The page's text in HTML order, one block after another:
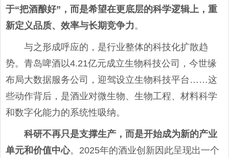
于“把酒酿好”，而是希望在更底层的科学逻辑上，重
新定义品质、效率与长期竞争力。
与之形成呼应的，是行业整体的科技化扩散趋
势。青岛啤酒以4.21亿元成立生物科技公司，今世缘
布局大数据服务公司，迎驾设立生物科技平台……这
些动作背后，是酒业对微生物、生物工程、材料科学
和数字化能力的系统性吸纳。
科研不再只是支撑生产，而是开始成为新的产业
单元和价值中心。2025年的酒业创新因此呈现出一个